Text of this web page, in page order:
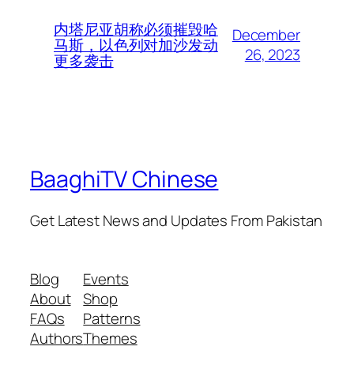
内塔尼亚胡称必须摧毁哈
马斯，以色列对加沙发动
更多袭击
December
26, 2023
BaaghiTV Chinese
Get Latest News and Updates From Pakistan
Blog
About
FAQs
Authors
Events
Shop
Patterns
Themes